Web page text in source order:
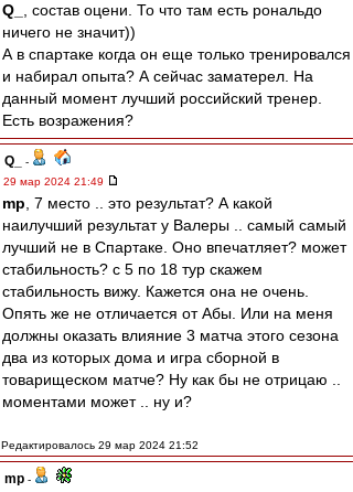
Q_
, состав оцени. То что там есть рональдо
ничего не значит))
А в спартаке когда он еще только тренировался
и набирал опыта? А сейчас заматерел. На
данный момент лучший российский тренер.
Есть возражения?
Q_
-
29 мар 2024 21:49
mp , 7 место .. это результат? А какой
наилучший результат у Валеры .. самый самый
лучший не в Спартаке. Оно впечатляет? может
стабильность? с 5 по 18 тур скажем
стабильность вижу. Кажется она не очень.
Опять же не отличается от Абы. Или на меня
должны оказать влияние 3 матча этого сезона
два из которых дома и игра сборной в
товарищеском матче? Ну как бы не отрицаю ..
моментами может .. ну и?
Редактировалось 29 мар 2024 21:52
mp -